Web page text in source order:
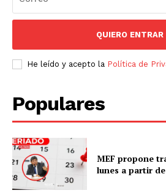
QUIERO ENTRAR
He leído y acepto la Política de
Populares
MEF propone
lunes a partir de